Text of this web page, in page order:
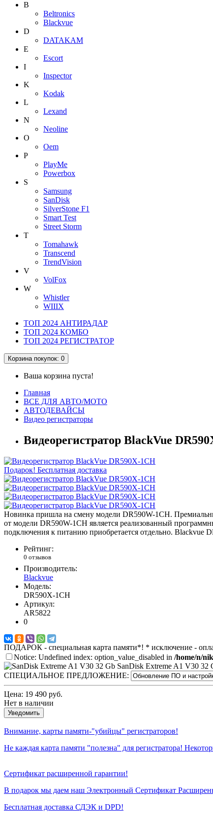
B
Beltronics
Blackvue
D
DATAKAM
E
Escort
I
Inspector
K
Kodak
L
Lexand
N
Neoline
O
Oem
P
PlayMe
Powerbox
S
Samsung
SanDisk
SilverStone F1
Smart Test
Street Storm
T
Tomahawk
Transcend
TrendVision
V
VolFox
W
Whistler
WIIIX
ТОП 2024 АНТИРАДАР
ТОП 2024 КОМБО
ТОП 2024 РЕГИСТРАТОР
Корзинапокупок: 0
Ваша корзина пуста!
Главная
ВСЕ ДЛЯ АВТО/МОТО
АВТОДЕВАЙСЫ
Видео регистраторы
Видеорегистратор BlackVue
Подарок! Бесплатная доставка
Новинка пришла на смену модели DR590W-1CH.
от модели DR590W-1CH является реализованный
подключения к питанию приобретается отдельно. Blackvue
Рейтинг:
0 отзывов
Производитель:
Blackvue
Модель:
DR590X-1CH
Артикул:
AR5822
0
ПОДАРОК - специальная карта памяти*! * исключение -
Notice: Undefined index: option_value_disabled in /home/n/
SanDisk Extreme A1 V30 32
СПЕЦИАЛЬНОЕ ПРЕДЛОЖЕНИЕ:
Цена: 19 490 руб.
Нет в наличии
Уведомить
Внимание, карты памяти-"убийцы" регистраторов!
Не каждая карта памяти "полезна" для регистратора!
Сертификат расширенной гарантии!
В подарок мы даем наш Электронный Сертификат
Бесплатная доставка СДЭК и DPD!